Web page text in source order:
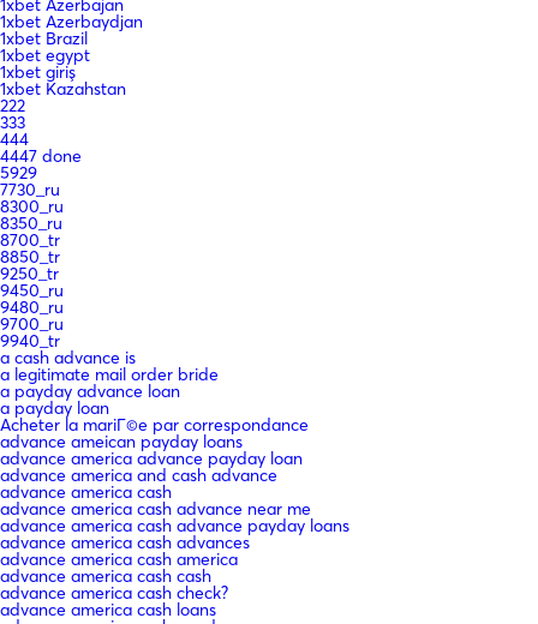
1xbet Azerbajan
1xbet Azerbaydjan
1xbet Brazil
1xbet egypt
1xbet giriş
1xbet Kazahstan
222
333
444
4447 done
5929
7730_ru
8300_ru
8350_ru
8700_tr
8850_tr
9250_tr
9450_ru
9480_ru
9700_ru
9940_tr
a cash advance is
a legitimate mail order bride
a payday advance loan
a payday loan
Acheter la mariГ©e par correspondance
advance ameican payday loans
advance america advance payday loan
advance america and cash advance
advance america cash
advance america cash advance near me
advance america cash advance payday loans
advance america cash advances
advance america cash america
advance america cash cash
advance america cash check?
advance america cash loans